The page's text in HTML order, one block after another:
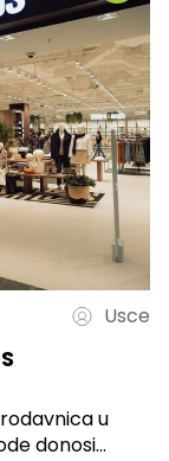
Usce
u
donosi...